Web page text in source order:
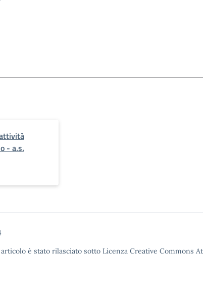
- a.s.
è stato rilasciato sotto Licenza Creative Commons